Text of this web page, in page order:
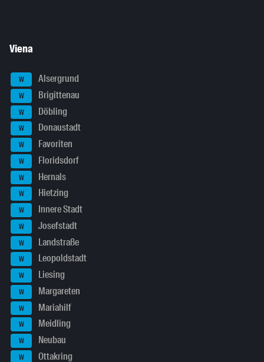
Viena
W Alsergrund
W Brigittenau
W Döbling
W Donaustadt
W Favoriten
W Floridsdorf
W Hernals
W Hietzing
W Innere Stadt
W Josefstadt
W Landstraße
W Leopoldstadt
W Liesing
W Margareten
W Mariahilf
W Meidling
W Neubau
W Ottakring